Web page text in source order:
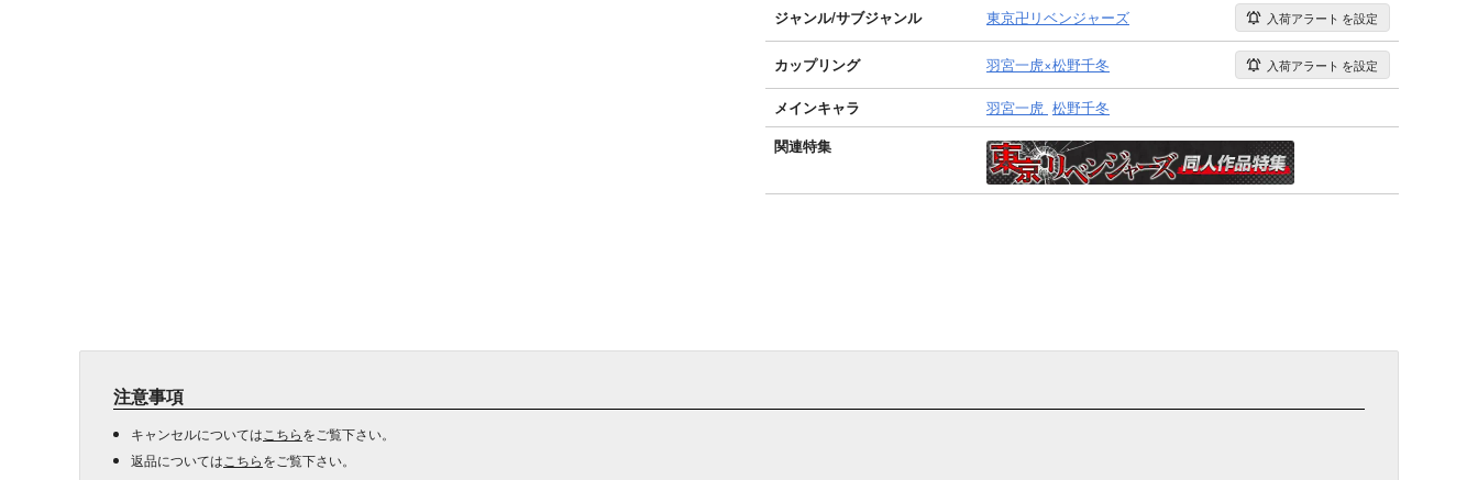
ジャンル/サブジャンル 東京卍リベンジャーズ 入荷アラート を設定
カップリング 羽宮一虎×松野千冬 入荷アラート を設定
メインキャラ 羽宮一虎 松野千冬
関連特集
注意事項
キャンセルについては こちらをご覧下さい。
返品については こちらをご覧下さい。